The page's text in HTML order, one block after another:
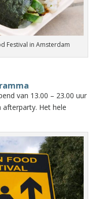
Festival in Amsterdam
van 13.00 – 23.00 uur
afterparty. Het hele